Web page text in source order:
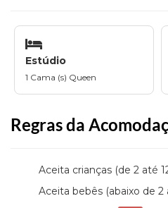
Estúdio
1 Cama (s) Queen
Regras da
Aceita crianças (de 2 até
Aceita bebês (abaixo de 2